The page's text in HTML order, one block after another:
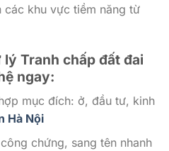
các khu vực tiềm năng từ
Tranh chấp đất đai
ngay:
mục đích: ở, đầu tư, kinh
Hà Nội
chứng, sang tên nhanh